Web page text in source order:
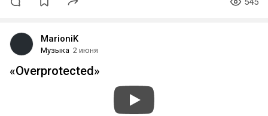
MarioniK
Музыка 2 июня
«Overprotected»